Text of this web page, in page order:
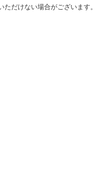
けない場合がございます。